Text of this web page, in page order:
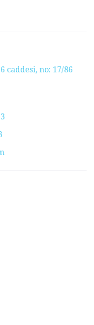
caddesi, no: 17/86